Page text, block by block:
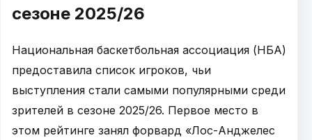
сезоне 2025/26
Национальная баскетбольная ассоциация (НБА)
предоставила список игроков, чьи
выступления стали самыми популярными среди
зрителей в сезоне 2025/26. Первое место в
этом рейтинге занял форвард «Лос-Анджелес